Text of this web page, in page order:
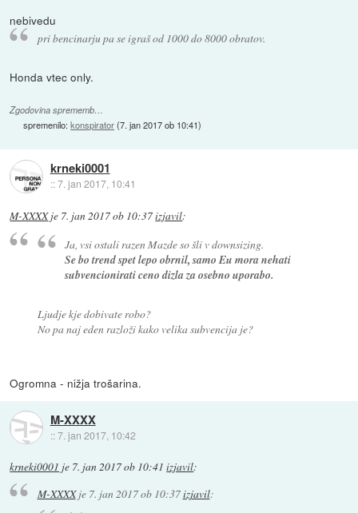
nebivedu
pri bencinarju pa se igraš od 1000 do 8000 obratov.
Honda vtec only.
Zgodovina sprememb…
spremenilo:konspirator(7. jan 2017 ob 10:41)
krneki0001
::7. jan 2017, 10:41
M-XXXXje 7. jan 2017 ob 10:37izjavil:
Ja, vsi ostali razen Mazde so šli v downsizing.
Se bo trend spet lepo obrnil, samo Eu mora nehati
subvencionirati ceno dizla za osebno uporabo.
Ljudje kje dobivate robo?
No pa naj eden razloži kako velika subvencija je?
Ogromna - nižja trošarina.
M-XXXX
::7. jan 2017, 10:42
krneki0001 je 7. jan 2017 ob 10:41 izjavil:
M-XXXXje 7. jan 2017 ob 10:37izjavil: